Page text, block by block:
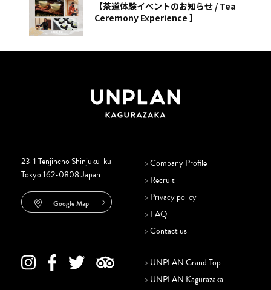
【茶道体験イベントのお知らせ / Tea
Ceremony Experience 】
23-1 Tenjincho Shinjuku-ku
Tokyo 162-0808 Japan
Google Map
>Company Profile
>Recruit
>Privacy policy
>FAQ
>Contact us
>UNPLAN Grand Top
>UNPLAN Kagurazaka